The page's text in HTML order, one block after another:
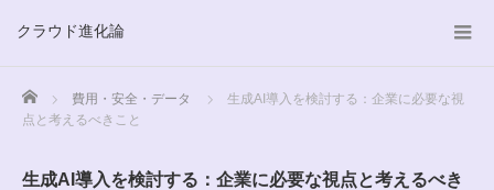
クラウド進化論
Home 費用・安全・データ
生成AI導入を検討する：企業に必要な視
点と考えるべきこと
生成AI導入を検討する：企業に必要な視点と考えるべき